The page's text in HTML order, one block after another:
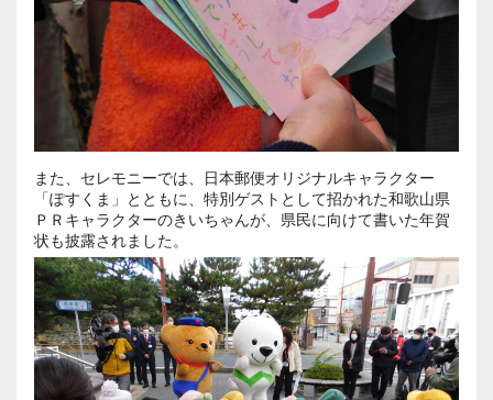
また、セレモニーでは、日本郵便オリジナルキャラクター
「ぽすくま」とともに、特別ゲストとして招かれた和歌山県
ＰＲキャラクターのきいちゃんが、県民に向けて書いた年賀
状も披露されました。